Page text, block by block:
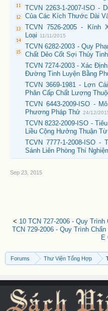
TCVN 2263-1-2007-ISO -
Của Các Kích Thước Dài
TCVN 7526-2005 - Kính
Loại
11/11/2015
TCVN 6282-2003 - Quy
Chất Dẻo Cốt Sợi Thủy Tinh
TCVN 7274-2003 - Xác
Đường Tinh Luyện Bằng
TCVN 3669-1981 - Lợn
Phân Cấp Chất Lượng
TCVN 6443-2009-ISO -
Phương Pháp Thử 24/12/
TCVN 8232-2009-ISO -
Liều Cộng Hưởng Thuận
TCVN 7777-1-2008-ISO -
Sánh Liên Phòng Thí
Sep 23, 2015
< 10 TCN 727-2006 - Quy
TCN 729-2006 - Quy Trình
E
Forums Thư Viện Tổng Hợp